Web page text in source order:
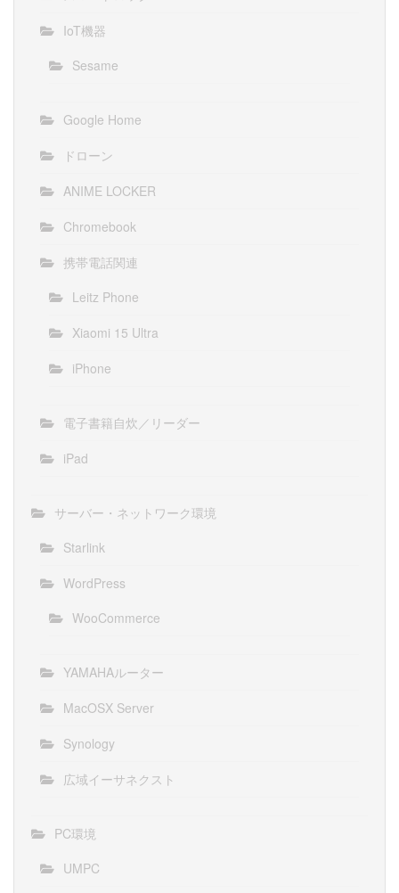
IoT機器
Sesame
Google Home
ドローン
ANIME LOCKER
Chromebook
携帯電話関連
Leitz Phone
Xiaomi 15 Ultra
iPhone
電子書籍自炊／リーダー
iPad
サーバー・ネットワーク環境
Starlink
WordPress
WooCommerce
YAMAHAルーター
MacOSX Server
Synology
広域イーサネクスト
PC環境
UMPC